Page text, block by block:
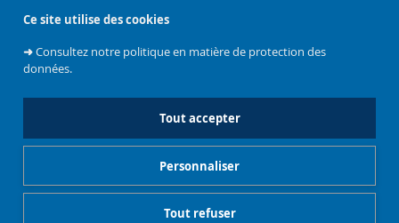
Ce site utilise des cookies
➜Consultez notre politique en matière de protection des
données.
Tout accepter
Tout refuser
Personnaliser
l'Université
Bruxelles Contacts Emploi
Mentions légales Gestionnaire de cookies